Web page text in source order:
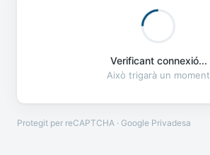
Verificant connexió...
Això trigarà un moment
Protegit per reCAPTCHA · Google Privadesa